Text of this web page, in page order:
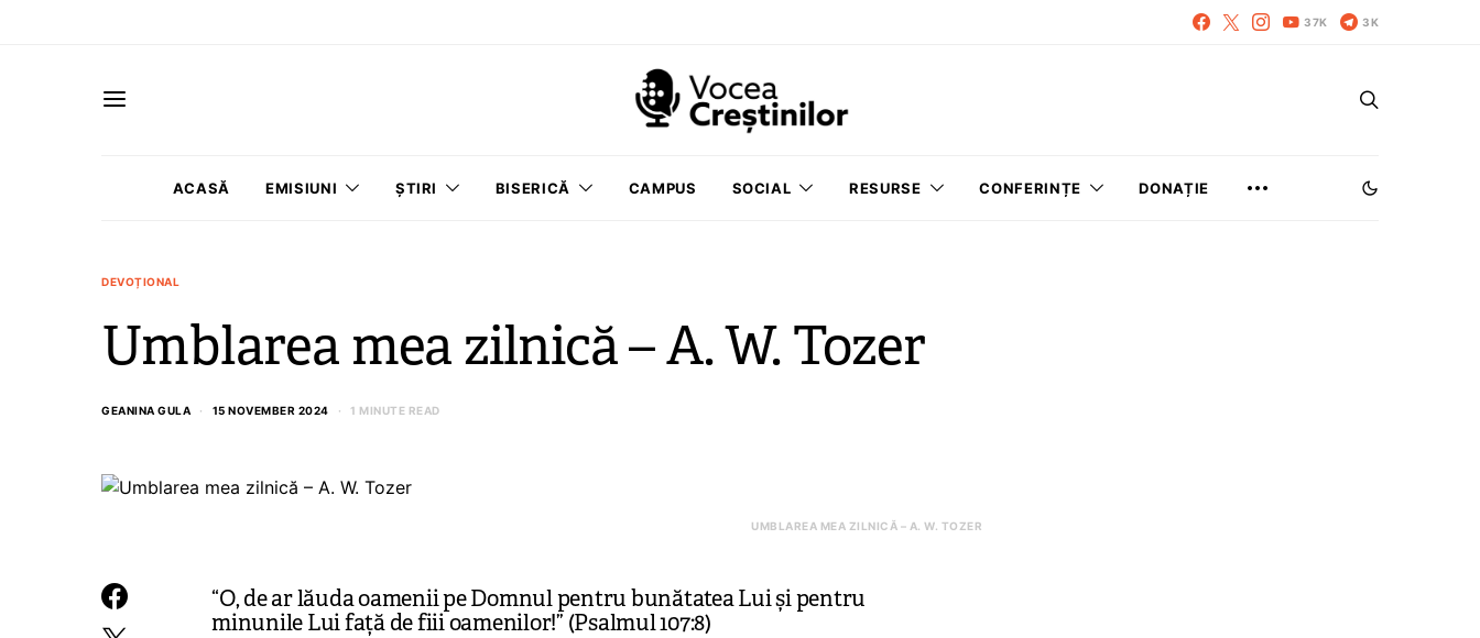
37K 3K
ACASĂ EMISIUNI ȘTIRI BISERICĂ CAMPUS SOCIAL RESURSE CONFERINȚE DONAȚIE
DEVOȚIONAL
Umblarea mea zilnică – A. W. Tozer
GEANINA GULA 15 NOVEMBER 2024 1 MINUTE READ
UMBLAREA MEA ZILNICĂ – A. W. TOZER
“O, de ar lăuda oamenii pe Domnul pentru bunătatea Lui și pentru
minunile Lui față de fiii oamenilor!” (Psalmul 107:8)